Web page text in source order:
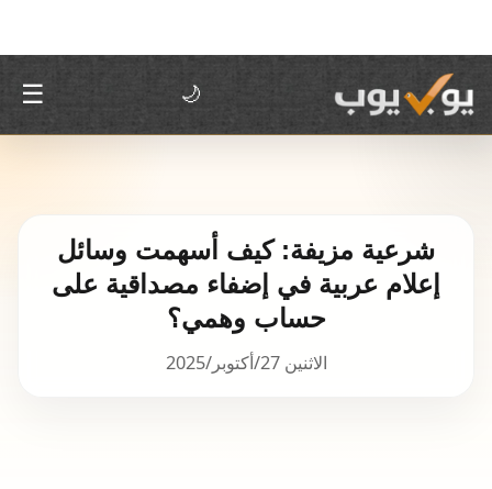
إعلام عربية في إضفاء مصداقية على
حساب وهمي؟
الاثنين 27/أكتوبر/2025